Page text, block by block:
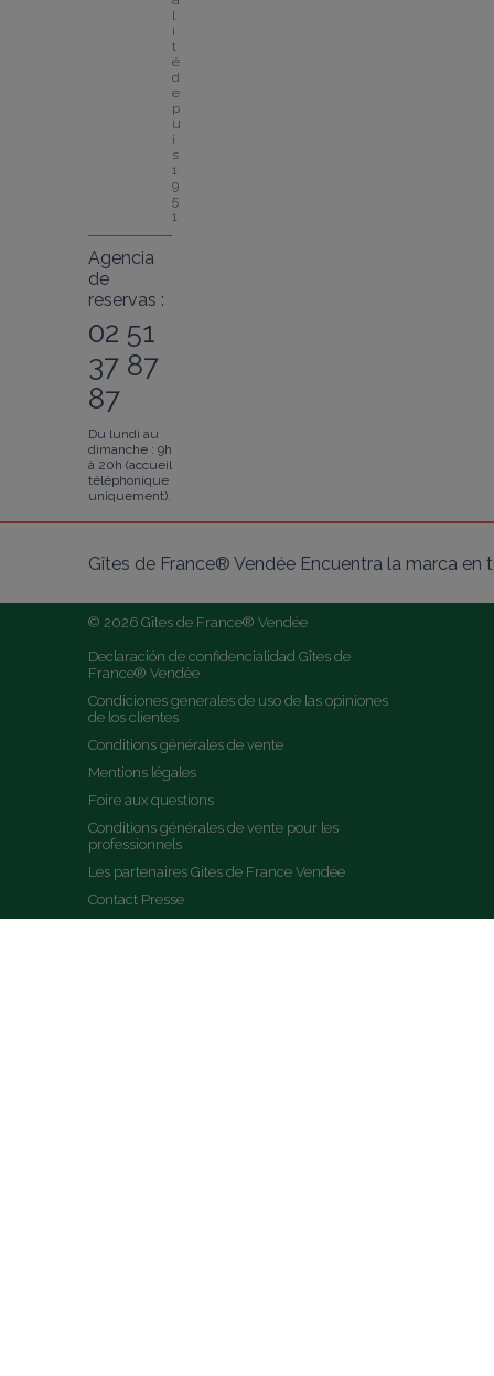
l
i
t
é
d
e
p
u
i
s
1
9
5
1
Agencia
de
reservas :
02 51
37 87
87
Du lundi au
dimanche : 9h
à 20h (accueil
téléphonique
uniquement).
Gîtes de France® Vendée Encuentra la marca en
© 2026 Gîtes de France® Vendée
Declaración de confidencialidad Gîtes de
France® Vendée
Condiciones generales de uso de las opiniones
de los clientes
Conditions générales de vente
Mentions légales
Foire aux questions
Conditions générales de vente pour les
professionnels
Les partenaires Gites de France Vendée
Contact Presse